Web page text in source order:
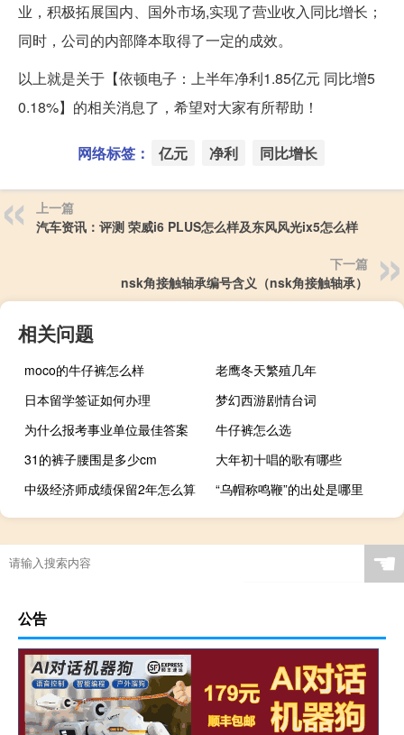
业，积极拓展国内、国外市场,实现了营业收入同比增长；
同时，公司的内部降本取得了一定的成效。
以上就是关于【依顿电子：上半年净利1.85亿元 同比增5
0.18%】的相关消息了，希望对大家有所帮助！
网络标签： 亿元 净利 同比增长
上一篇
汽车资讯：评测 荣威i6 PLUS怎么样及东风风光ix5怎么样
下一篇
nsk角接触轴承编号含义（nsk角接触轴承）
相关问题
moco的牛仔裤怎么样
老鹰冬天繁殖几年
日本留学签证如何办理
梦幻西游剧情台词
为什么报考事业单位最佳答案
牛仔裤怎么选
31的裤子腰围是多少cm
大年初十唱的歌有哪些
中级经济师成绩保留2年怎么算
“乌帽称鸣鞭”的出处是哪里
☚
公告